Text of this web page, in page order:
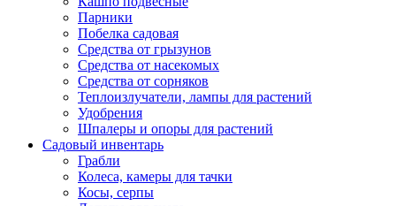
Парники
Побелка садовая
Средства от грызунов
Средства от насекомых
Средства от сорняков
Теплоизлучатели, лампы для растений
Удобрения
Шпалеры и опоры для растений
Садовый инвентарь
Грабли
Колеса, камеры для тачки
Косы, серпы